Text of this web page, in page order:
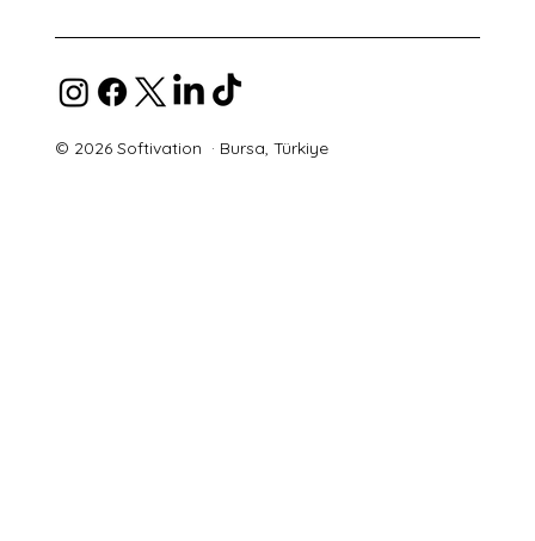
© 2026 Softivation · Bursa, Türkiye